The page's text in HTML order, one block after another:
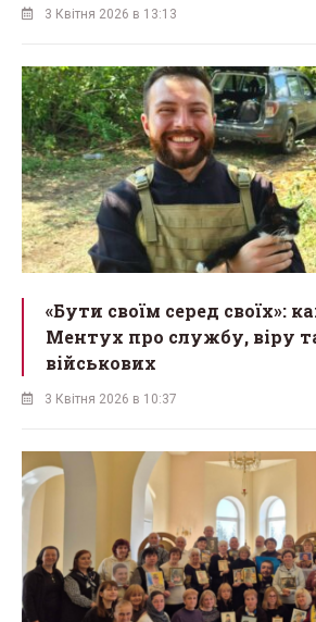
3 Квітня 2026 в 13:13
«Бути своїм серед своїх»:
Ментух про службу, віру
військових
3 Квітня 2026 в 10:37